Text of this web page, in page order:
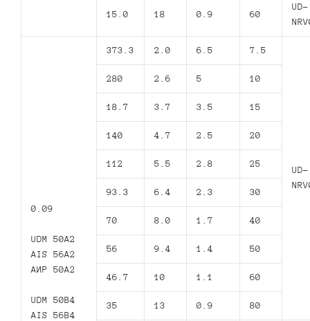
15.0 18 0.9 60
UD-
0.09
UDM 50A2
AIS 56A2
АИР 50А2
UDM 50B4
AIS 56B4
373.3 2.0 6.5 7.5
UD-
280 2.6 5 10
18.7 3.7 3.5 15
140 4.7 2.5 20
112 5.5 2.8 25
93.3 6.4 2.3 30
70 8.0 1.7 40
56 9.4 1.4 50
46.7 10 1.1 60
35 13 0.9 80